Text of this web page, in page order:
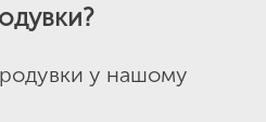
у нашому